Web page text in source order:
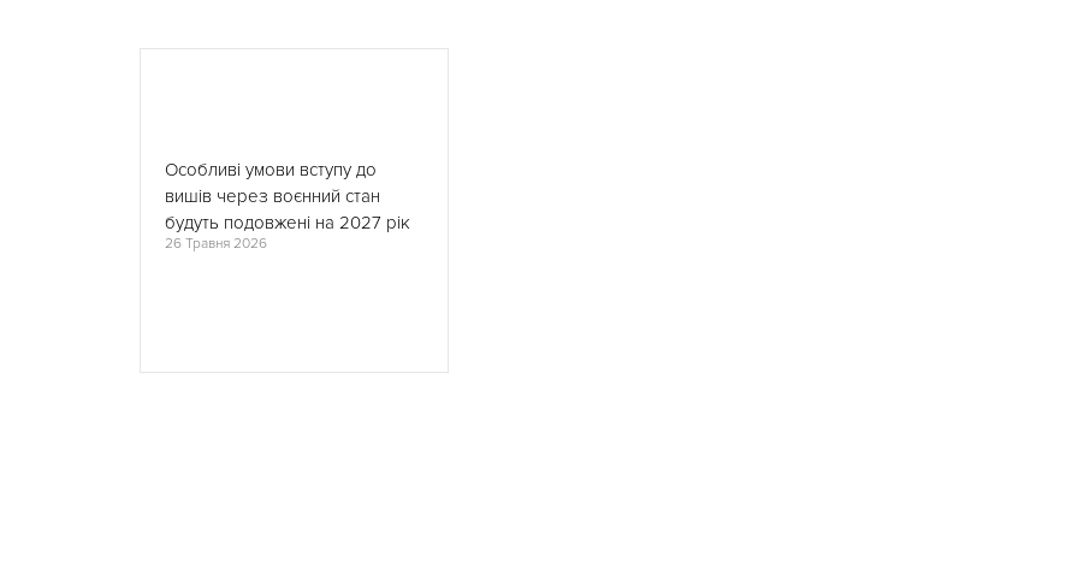
26 Травня 2026
Особливі умови вступу до
вишів через воєнний стан
будуть подовжені на 2027 рік